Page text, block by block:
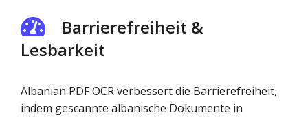
Barrierefreiheit &
Lesbarkeit
Albanian PDF OCR verbessert die Barrierefreiheit,
indem gescannte albanische Dokumente in